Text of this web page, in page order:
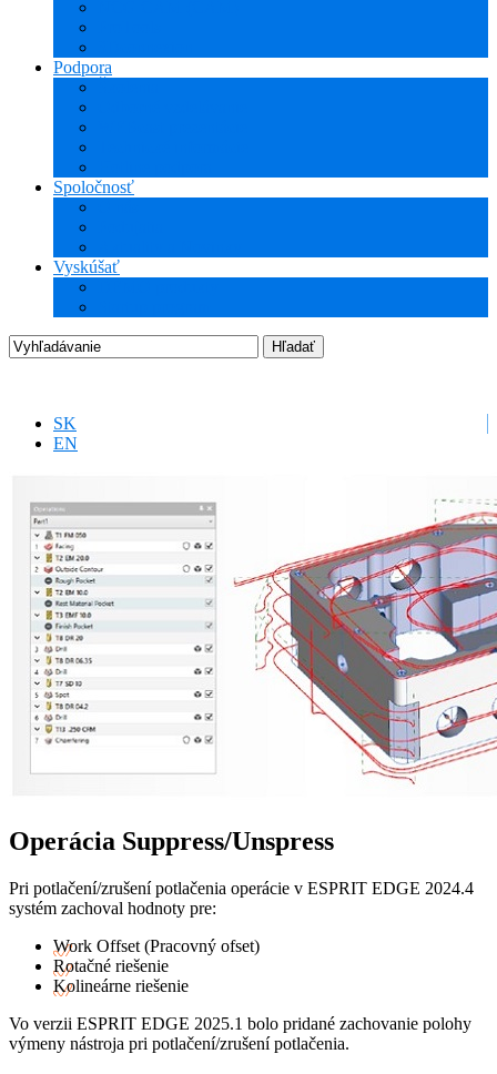
Podpora
Spoločnosť
Vyskúšať
SK
EN
Operácia Suppress/Unspress
Pri potlačení/zrušení potlačenia operácie v ESPRIT EDGE 2024.4
systém zachoval hodnoty pre:
Work Offset (Pracovný ofset)
Rotačné riešenie
Kolineárne riešenie
Vo verzii ESPRIT EDGE 2025.1 bolo pridané zachovanie polohy
výmeny nástroja pri potlačení/zrušení potlačenia.